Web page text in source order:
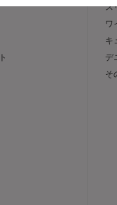
ス
ワ
キ
デ
そ